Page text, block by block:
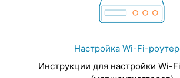
Настройка Wi-Fi-
Инструкции для настройки Wi-